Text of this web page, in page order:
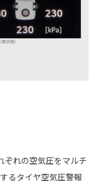
ぞれの空気圧をマルチ
るタイヤ空気圧警報